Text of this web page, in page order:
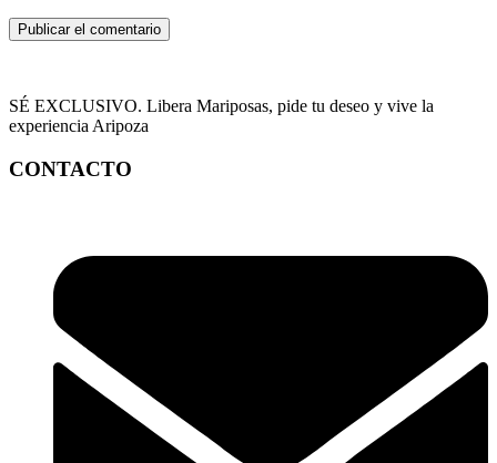
SÉ EXCLUSIVO. Libera Mariposas, pide tu deseo y vive la
experiencia Aripoza
CONTACTO